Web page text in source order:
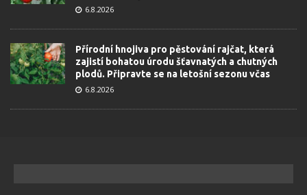
6.8.2026
Přírodní hnojiva pro pěstování rajčat, která
zajistí bohatou úrodu šťavnatých a chutných
plodů. Připravte se na letošní sezonu včas
6.8.2026